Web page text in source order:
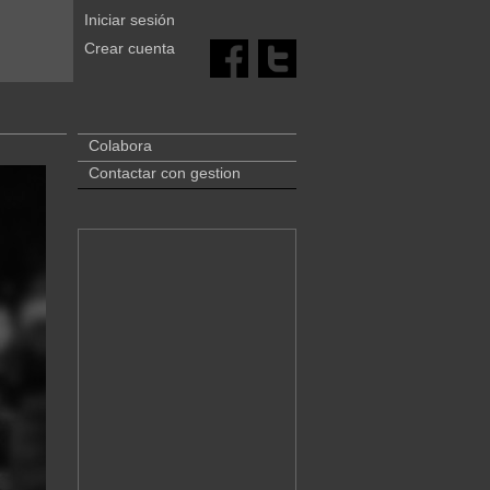
Iniciar sesión
Crear cuenta
Colabora
Contactar con gestion